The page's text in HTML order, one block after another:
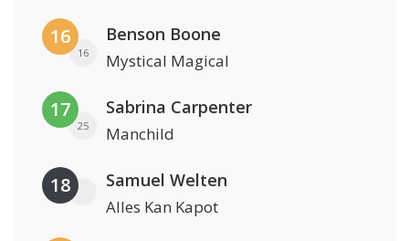
16
16
Benson Boone
Mystical Magical
17
25
Sabrina Carpenter
Manchild
18 Samuel Welten
Alles Kan Kapot